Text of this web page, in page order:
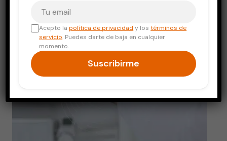
Acepto lapolítica de privacidad y lostérminos de
servicio. Puedes darte de baja en cualquier
momento.
Suscribirme